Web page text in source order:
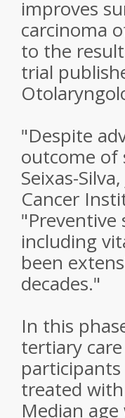
improves
carcinoma
to the
trial
"Despite
outcome of
Seixas-
Cancer
"Preventive
including
been
decades."
In this
tertiary
participants
treated
Median